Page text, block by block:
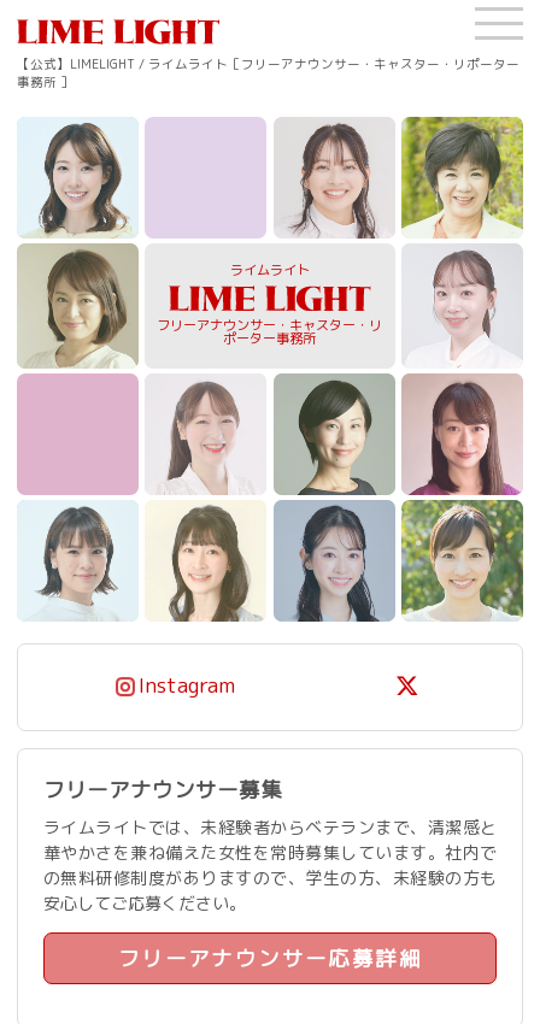
【公式】LIMELIGHT / ライムライト［フリーアナウンサー・キャスター・リポーター
事務所 ］
ライムライト
フリーアナウンサー・キャスター・リ
ポーター事務所
Instagram
フリーアナウンサー募集
ライムライトでは、未経験者からベテランまで、清潔感と
華やかさを兼ね備えた女性を常時募集しています。社内で
の無料研修制度がありますので、学生の方、未経験の方も
安心してご応募ください。
フリーアナウンサー応募詳細